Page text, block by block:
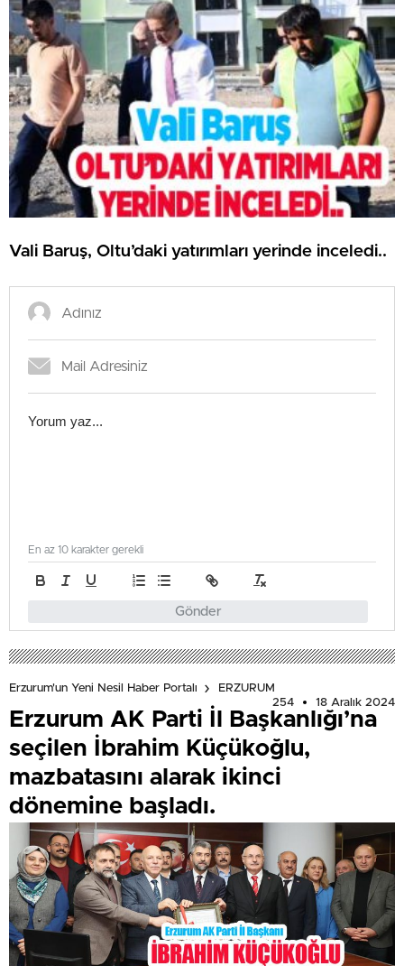
Vali Baruş, Oltu’daki yatırımları yerinde inceledi..
Gönder
En az 10 karakter gerekli
Erzurum'un Yeni Nesil Haber Portalı
ERZURUM
254
18 Aralık 2024
Erzurum AK Parti İl Başkanlığı’na
seçilen İbrahim Küçükoğlu,
mazbatasını alarak ikinci
dönemine başladı.